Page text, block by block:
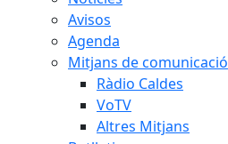
Avisos
Agenda
Mitjans de comunicació
Ràdio Caldes
VoTV
Altres Mitjans